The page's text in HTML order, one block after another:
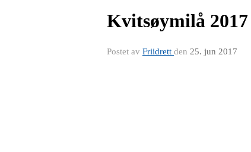
Kvitsøymilå 2017
Postet av Friidrett den 25. jun 2017